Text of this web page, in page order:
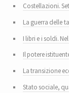
Costellazioni.
La guerra delle
I libri e i soldi.
Il potere
La transizione
Stato sociale,